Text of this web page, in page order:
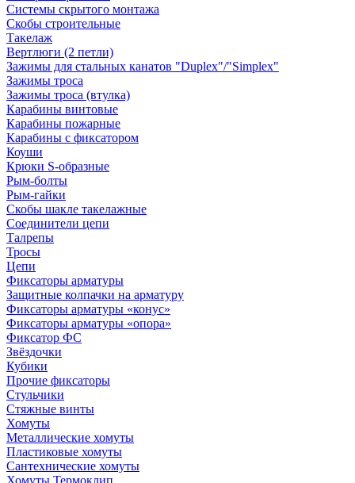
Системы скрытого монтажа
Скобы строительные
Такелаж
Вертлюги (2 петли)
Зажимы для стальных канатов "Duplex"/"Simplex"
Зажимы троса
Зажимы троса (втулка)
Карабины винтовые
Карабины пожарные
Карабины с фиксатором
Коуши
Крюки S-образные
Рым-болты
Рым-гайки
Скобы шакле такелажные
Соединители цепи
Талрепы
Тросы
Цепи
Фиксаторы арматуры
Защитные колпачки на арматуру
Фиксаторы арматуры «конус»
Фиксаторы арматуры «опора»
Фиксатор ФС
Звёздочки
Кубики
Прочие фиксаторы
Стульчики
Стяжные винты
Хомуты
Металлические хомуты
Пластиковые хомуты
Сантехнические хомуты
Хомуты Термоклип